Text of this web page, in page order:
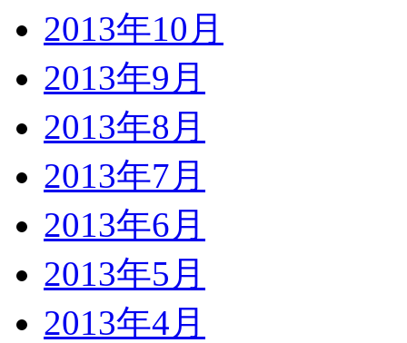
2013年10月
2013年9月
2013年8月
2013年7月
2013年6月
2013年5月
2013年4月